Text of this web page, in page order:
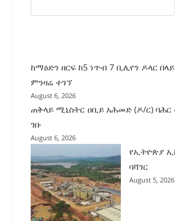
ከማዕድን ዘርፍ ከ5 ነጥብ 7 ቢሊየን ዶላር
ምንዛሬ ተገኘ
August 6, 2026
ጠቅላይ ሚኒስትር ዐቢይ አሕመድ (ዶ/ር) ባሕር
ገቡ
August 6, 2026
የኢትዮጵያ
ባሻገር
August 5, 2026